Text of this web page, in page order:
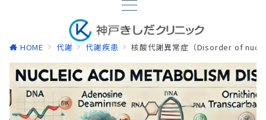
HOME 代謝 代謝疾患 核酸代謝異常症（Disorder of